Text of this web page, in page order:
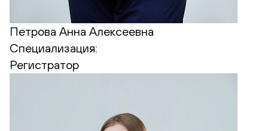
Петрова Анна Алексеевна
Специализация:
Регистратор